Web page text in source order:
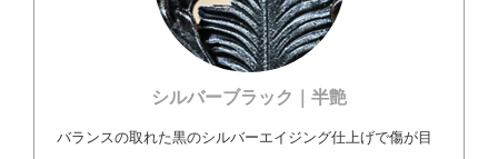
シルバーブラック｜半艶
バランスの取れた黒のシルバーエイジング仕上げで傷が目